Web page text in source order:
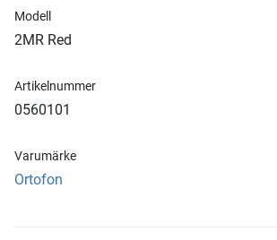
Modell
2MR Red
Artikelnummer
0560101
Varumärke
Ortofon